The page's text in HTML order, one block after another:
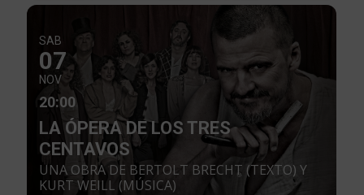
SAB
07
NOV
20:00
LA ÓPERA DE LOS TRES
CENTAVOS
UNA OBRA DE BERTOLT BRECHT (TEXTO) Y
KURT WEILL (MÚSICA)